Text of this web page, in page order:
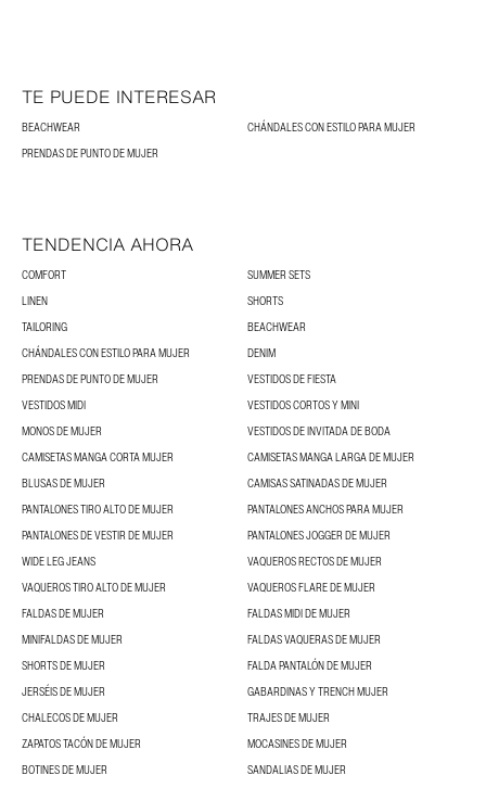
TE PUEDE INTERESAR
BEACHWEAR
CHÁNDALES CON ESTILO PARA MUJER
PRENDAS DE PUNTO DE MUJER
TENDENCIA AHORA
COMFORT
SUMMER SETS
LINEN
SHORTS
TAILORING
BEACHWEAR
CHÁNDALES CON ESTILO PARA MUJER
DENIM
PRENDAS DE PUNTO DE MUJER
VESTIDOS DE FIESTA
VESTIDOS MIDI
VESTIDOS CORTOS Y MINI
MONOS DE MUJER
VESTIDOS DE INVITADA DE BODA
CAMISETAS MANGA CORTA MUJER
CAMISETAS MANGA LARGA DE MUJER
BLUSAS DE MUJER
CAMISAS SATINADAS DE MUJER
PANTALONES TIRO ALTO DE MUJER
PANTALONES ANCHOS PARA MUJER
PANTALONES DE VESTIR DE MUJER
PANTALONES JOGGER DE MUJER
WIDE LEG JEANS
VAQUEROS RECTOS DE MUJER
VAQUEROS TIRO ALTO DE MUJER
VAQUEROS FLARE DE MUJER
FALDAS DE MUJER
FALDAS MIDI DE MUJER
MINIFALDAS DE MUJER
FALDAS VAQUERAS DE MUJER
SHORTS DE MUJER
FALDA PANTALÓN DE MUJER
JERSÉIS DE MUJER
GABARDINAS Y TRENCH MUJER
CHALECOS DE MUJER
TRAJES DE MUJER
ZAPATOS TACÓN DE MUJER
MOCASINES DE MUJER
BOTINES DE MUJER
SANDALIAS DE MUJER